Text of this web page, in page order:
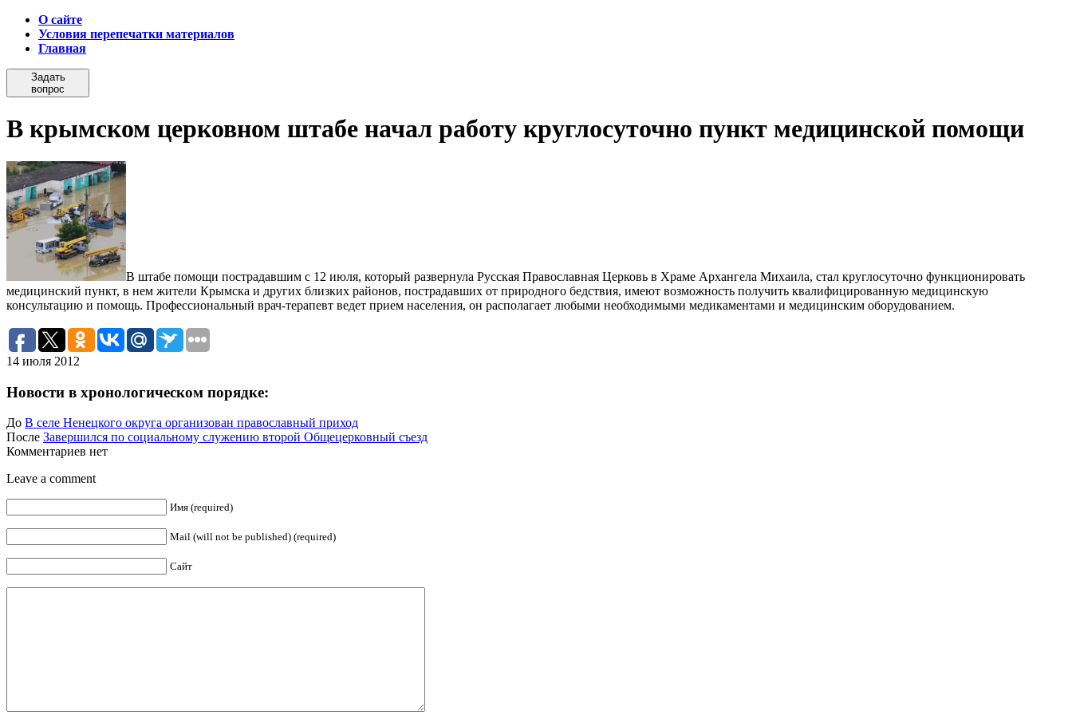
О сайте
Условия перепечатки материалов
Главная
Задать
вопрос
В крымском церковном штабе начал работу круглосуточно пункт медицинской помощи
В штабе помощи пострадавшим с 12 июля, который развернула Русская Православная Церковь в Храме Архангела Михаила, стал круглосуточно функционировать
медицинский пункт, в нем жители Крымска и других близких районов, пострадавших от природного бедствия, имеют возможность получить квалифицированную медицинскую
консультацию и помощь. Профессиональный врач-терапевт ведет прием населения, он располагает любыми необходимыми медикаментами и медицинским оборудованием.
14 июля 2012
Новости в хронологическом порядке:
До В селе Ненецкого округа организован православный приход
После Завершился по социальному служению второй Общецерковный съезд
Комментариев нет
Leave a comment
Имя (required)
Mail (will not be published) (required)
Сайт